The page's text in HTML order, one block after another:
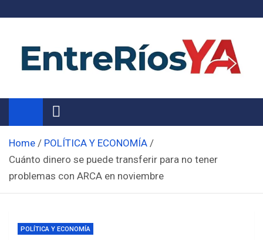
Noticias de Entre Ríos
Información de toda la provincia ahora
Home
POLÍTICA Y ECONOMÍA
Cuánto dinero se puede transferir para no tener
problemas con ARCA en noviembre
POLÍTICA Y ECONOMÍA